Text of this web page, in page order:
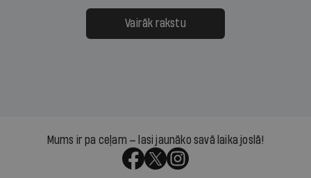
Vairāk rakstu
Mums ir pa ceļam — lasi jaunāko savā laika joslā!